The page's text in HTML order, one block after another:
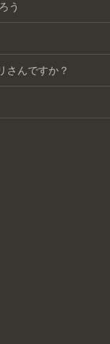
う
さんですか？